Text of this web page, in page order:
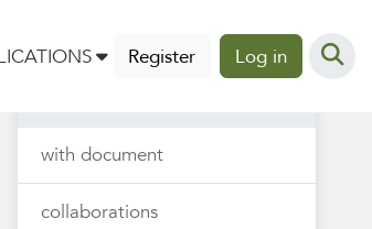
Register Log in
Thoughts
with document
collaborations